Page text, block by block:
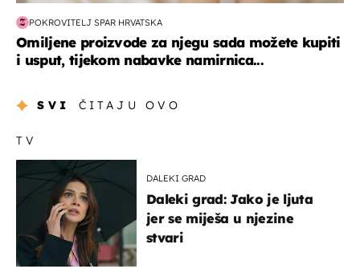
POKROVITELJ SPAR HRVATSKA
Omiljene proizvode za njegu sada možete kupiti
i usput, tijekom nabavke namirnica...
SVI ČITAJU OVO
TV
DALEKI GRAD
Daleki grad: Jako je ljuta
jer se miješa u njezine
stvari